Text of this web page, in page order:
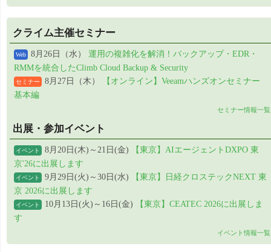
クライム主催セミナー
Web 8月26日（水） 運用の複雑化を解消！バックアップ・EDR・
RMMを統合したClimb Cloud Backup & Security
セミナー 8月27日（木）
【オンライン】Veeamハンズオンセミナー
基本編
セミナー情報一覧
出展・参加イベント
イベント 8月20日(木)～21日(金)
【東京】AIエージェントDXPO 東
京'26に出展します
イベント 9月29日(火)～30日(水)
【東京】日経クロステックNEXT 東
京 2026に出展します
イベント 10月13日(火)～16日(金)
【東京】CEATEC 2026に出展しま
す
イベント情報一覧